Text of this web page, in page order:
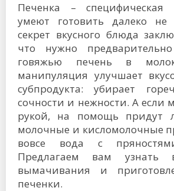
Печенка – специфическая
умеют готовить далеко не
секрет вкусного блюда
что нужно
говяжью печень в
манипуляция улучшает
субпродукта: убирает
сочности и нежности. А если
рукой, на помощь придут
молочные и кисломолочные
вовсе вода с
Предлагаем вам узнать
вымачивания и
печенки.